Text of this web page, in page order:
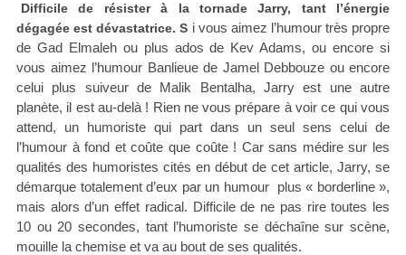
Difficile de résister à la tornade Jarry, tant l’énergie
dégagée est dévastatrice. S i vous aimez l’humour très propre
de Gad Elmaleh ou plus ados de Kev Adams, ou encore si
vous aimez l’humour Banlieue de Jamel Debbouze ou encore
celui plus suiveur de Malik Bentalha, Jarry est une autre
planète, il est au-delà ! Rien ne vous prépare à voir ce qui vous
attend, un humoriste qui part dans un seul sens celui de
l’humour à fond et coûte que coûte ! Car sans médire sur les
qualités des humoristes cités en début de cet article, Jarry, se
démarque totalement d’eux par un humour plus « borderline »,
mais alors d’un effet radical. Difficile de ne pas rire toutes les
10 ou 20 secondes, tant l’humoriste se déchaîne sur scène,
mouille la chemise et va au bout de ses qualités.